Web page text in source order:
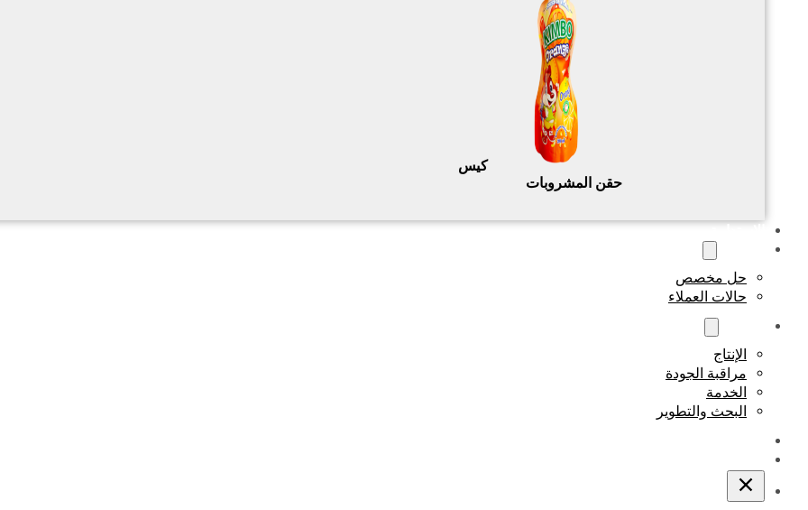
كيس
حقن المشروبات
حل مخصص
حالات العملاء
الإنتاج
مراقبة الجودة
الخدمة
البحث والتطوير